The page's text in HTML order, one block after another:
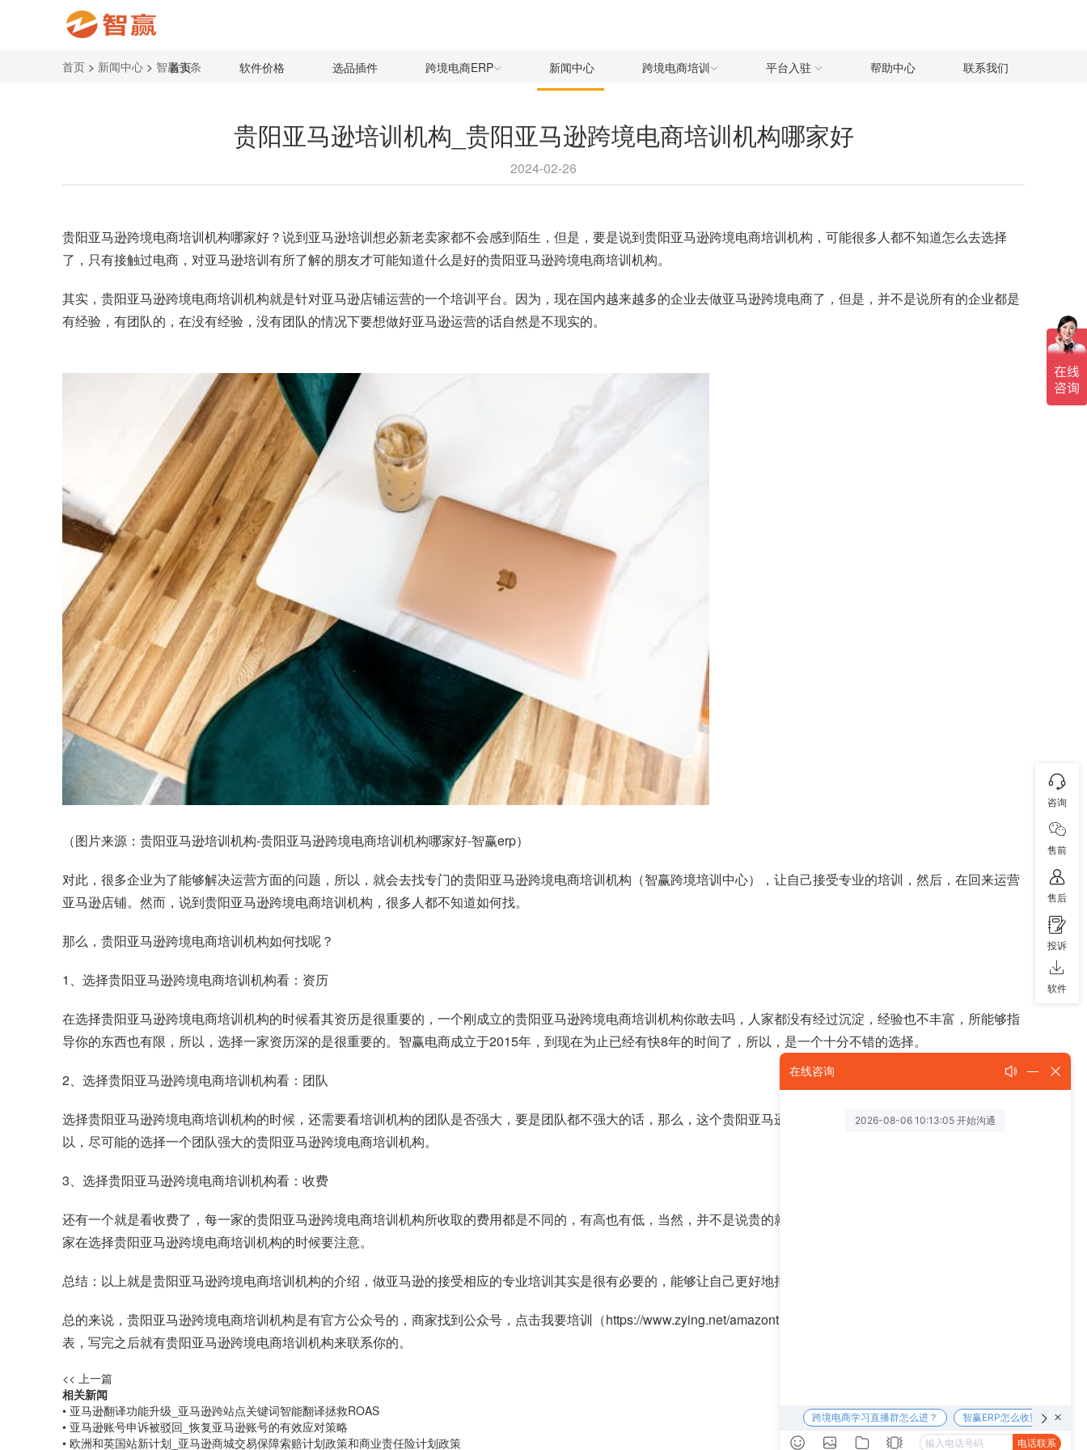
首页 软件价格 选品插件 跨境电商ERP 新闻中心 跨境电商培训 平台入驻 帮助中心 联系我们
首页 > 新闻中心 > 智赢头条
贵阳亚马逊培训机构_贵阳亚马逊跨境电商培训机构哪家好
2024-02-26
贵阳亚马逊跨境电商培训机构哪家好？说到亚马逊培训想必新老卖家都不会感到陌生，但是，要是说到贵阳亚马逊跨境电商培训机构，可能很多人都不知道怎么去选择
了，只有接触过电商，对亚马逊培训有所了解的朋友才可能知道什么是好的贵阳亚马逊跨境电商培训机构。
其实，贵阳亚马逊跨境电商培训机构就是针对亚马逊店铺运营的一个培训平台。因为，现在国内越来越多的企业去做亚马逊跨境电商了，但是，并不是说所有的企业都是
有经验，有团队的，在没有经验，没有团队的情况下要想做好亚马逊运营的话自然是不现实的。
（图片来源：贵阳亚马逊培训机构-贵阳亚马逊跨境电商培训机构哪家好-智赢erp）
对此，很多企业为了能够解决运营方面的问题，所以，就会去找专门的贵阳亚马逊跨境电商培训机构（智赢跨境培训中心），让自己接受专业的培训，然后，在回来运营
亚马逊店铺。然而，说到贵阳亚马逊跨境电商培训机构，很多人都不知道如何找。
那么，贵阳亚马逊跨境电商培训机构如何找呢？
1、选择贵阳亚马逊跨境电商培训机构看：资历
在选择贵阳亚马逊跨境电商培训机构的时候看其资历是很重要的，一个刚成立的贵阳亚马逊跨境电商培训机构你敢去吗，人家都没有经过沉淀，经验也不丰富，所能够指
导你的东西也有限，所以，选择一家资历深的是很重要的。智赢电商成立于2015年，到现在为止已经有快8年的时间了，所以，是一个十分不错的选择。
2、选择贵阳亚马逊跨境电商培训机构看：团队
选择贵阳亚马逊跨境电商培训机构的时候，还需要看培训机构的团队是否强大，要是团队都不强大的话，那么，这个贵阳亚马逊跨境电商培训机构的实力也就那样了，所
以，尽可能的选择一个团队强大的贵阳亚马逊跨境电商培训机构。
3、选择贵阳亚马逊跨境电商培训机构看：收费
还有一个就是看收费了，每一家的贵阳亚马逊跨境电商培训机构所收取的费用都是不同的，有高也有低，当然，并不是说贵的就是好的，适合自己的才是好的，所以，大
家在选择贵阳亚马逊跨境电商培训机构的时候要注意。
总结：以上就是贵阳亚马逊跨境电商培训机构的介绍，做亚马逊的接受相应的专业培训其实是很有必要的，能够让自己更好地把亚马逊店铺给运营好，降低开店的风险。
总的来说，贵阳亚马逊跨境电商培训机构是有官方公众号的，商家找到公众号，点击我要培训（https://www.zying.net/amazontraining.html
表，写完之后就有贵阳亚马逊跨境电商培训机构来联系你的。
<< 上一篇
相关新闻
• 亚马逊翻译功能升级_亚马逊跨站点关键词智能翻译拯救ROAS
• 亚马逊账号申诉被驳回_恢复亚马逊账号的有效应对策略
• 欧洲和英国站新计划_亚马逊商城交易保障索赔计划政策和商业责任险计划政策
咨询
售前
售后
投诉
软件
在线咨询